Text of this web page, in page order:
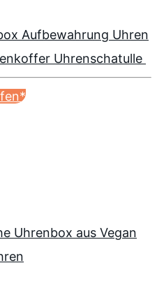
Aufbewahrung Uhren
Uhrenschatulle
Uhrenbox aus Vegan